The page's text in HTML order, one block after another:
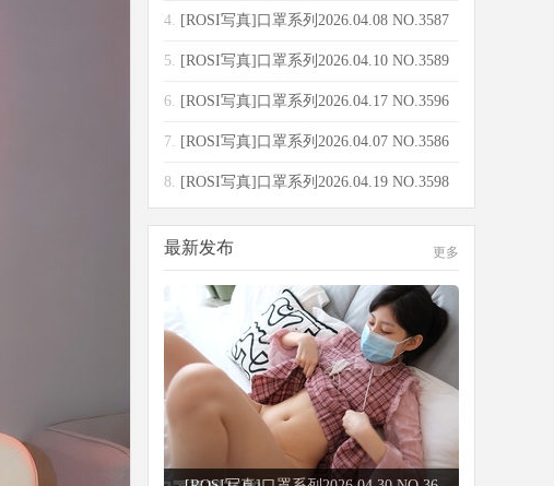
[65
4. [ROSI写真]口罩系列2026.04.08 NO.3587
[10
5. [ROSI写真]口罩系列2026.04.10 NO.3589
[13
6. [ROSI写真]口罩系列2026.04.17 NO.3596
[65
7. [ROSI写真]口罩系列2026.04.07 NO.3586
[90
8. [ROSI写真]口罩系列2026.04.19 NO.3598
更多
最新发布